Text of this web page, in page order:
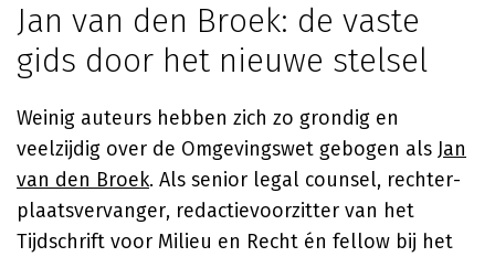
Jan van den Broek: de vaste
gids door het nieuwe stelsel
Weinig auteurs hebben zich zo grondig en
veelzijdig over de Omgevingswet gebogen als Jan
van den Broek. Als senior legal counsel, rechter-
plaatsvervanger, redactievoorzitter van het
Tijdschrift voor Milieu en Recht én fellow bij het